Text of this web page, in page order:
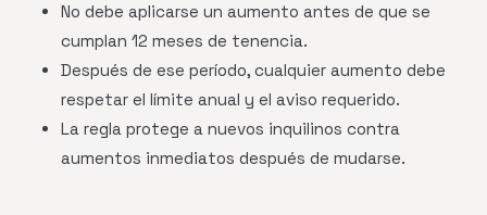
No debe aplicarse un aumento antes de que se
cumplan 12 meses de tenencia.
Después de ese período, cualquier aumento debe
respetar el límite anual y el aviso requerido.
La regla protege a nuevos inquilinos contra
aumentos inmediatos después de mudarse.